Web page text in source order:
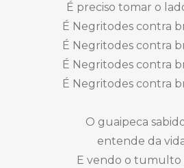
É preciso tomar o
É Negritodes contra
É Negritodes contra
É Negritodes contra
É Negritodes contra
O guaipeca
entende da
E vendo o tumulto